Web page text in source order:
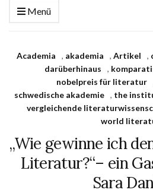
Menü
Academia , akademia , Artikel ,
darüberhinaus
,
nobelpreis für literatur
schwedische akademie
, the
vergleichende
world
„Wie gewinne ich
Literatur?“– ein
Sara